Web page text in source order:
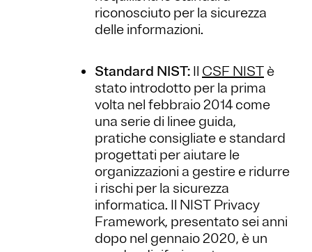
riconosciuto per la sicurezza
delle informazioni.
Standard NIST: Il CSF NIST è
stato introdotto per la prima
volta nel febbraio 2014 come
una serie di linee guida,
pratiche consigliate e standard
progettati per aiutare le
organizzazioni a gestire e ridurre
i rischi per la sicurezza
informatica. Il NIST Privacy
Framework, presentato sei anni
dopo nel gennaio 2020, è un